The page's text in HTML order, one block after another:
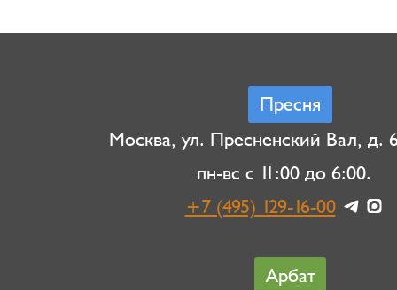
Пресня
Москва, ул. Пресненский Вал, д.
пн-вс с 11:00 до 6:00.
+7 (495) 129-16-00
Арбат